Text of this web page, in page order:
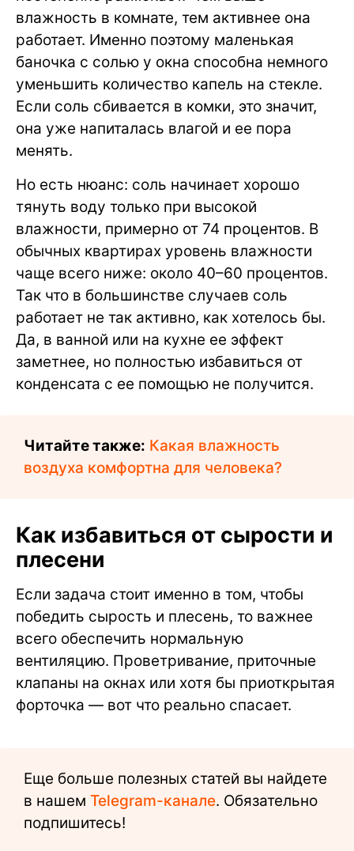
влажность в комнате, тем активнее она
работает. Именно поэтому маленькая
баночка с солью у окна способна немного
уменьшить количество капель на стекле.
Если соль сбивается в комки, это значит,
она уже напиталась влагой и ее пора
менять.
Но есть нюанс: соль начинает хорошо
тянуть воду только при высокой
влажности, примерно от 74 процентов. В
обычных квартирах уровень влажности
чаще всего ниже: около 40–60 процентов.
Так что в большинстве случаев соль
работает не так активно, как хотелось бы.
Да, в ванной или на кухне ее эффект
заметнее, но полностью избавиться от
конденсата с ее помощью не получится.
Читайте также: Какая влажность
воздуха комфортна для человека?
Как избавиться от сырости и
плесени
Если задача стоит именно в том, чтобы
победить сырость и плесень, то важнее
всего обеспечить нормальную
вентиляцию. Проветривание, приточные
клапаны на окнах или хотя бы приоткрытая
форточка — вот что реально спасает.
Еще больше полезных статей вы найдете
в нашем Telegram-канале. Обязательно
подпишитесь!